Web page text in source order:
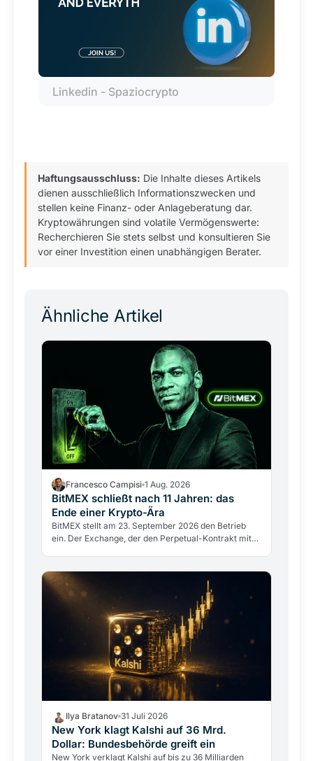
Linkedin - Spaziocrypto
Haftungsausschluss: Die Inhalte dieses Artikels
dienen ausschließlich Informationszwecken und
stellen keine Finanz- oder Anlageberatung dar.
Kryptowährungen sind volatile Vermögenswerte:
Recherchieren Sie stets selbst und konsultieren Sie
vor einer Investition einen unabhängigen Berater.
Ähnliche Artikel
Francesco Campisi 1 Aug. 2026
BitMEX schließt nach 11 Jahren: das
Ende einer Krypto-Ära
BitMEX stellt am 23. September 2026 den Betrieb
ein. Der Exchange, der den Perpetual-Kontrakt mit
Ilya Bratanov 31 Juli 2026
New York klagt Kalshi auf 36 Mrd.
Dollar: Bundesbehörde greift ein
New York verklagt Kalshi auf bis zu 36 Milliarden